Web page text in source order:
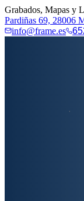
Grabados, Mapas y
Pardiñas 69, 28006
info@frame.es